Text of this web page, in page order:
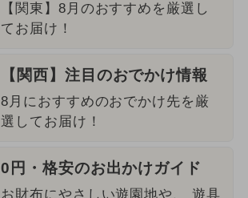
【関東】8月のおすすめを厳選し
てお届け！
【関西】注目のおでかけ情報
8月におすすめのおでかけ先を厳
選してお届け！
0円・格安のお出かけガイド
お財布にやさしい遊園地や、 遊具